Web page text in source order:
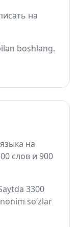
на
boshlang.
на
слов и 900
3300
so‘zlar